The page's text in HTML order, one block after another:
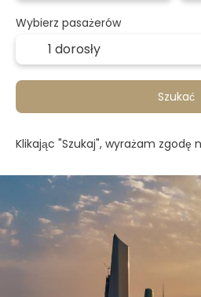
Wybierz pasażerów
1 dorosły
Szukać
Klikając "Szukaj", wyrażam zgodę